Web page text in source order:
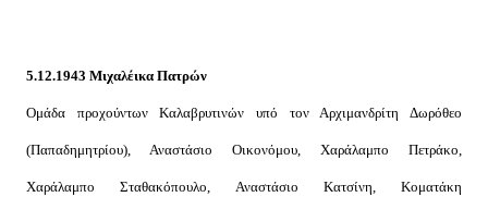
5.12.1943 Μιχαλέικα Πατρών
Ομάδα προχούντων Καλαβρυτινών υπό τον Αρχιμανδρίτη Δωρόθεο
(Παπαδημητρίου), Αναστάσιο Οικονόμου, Χαράλαμπο Πετράκο,
Χαράλαμπο Σταθακόπουλο, Αναστάσιο Κατσίνη, Κοματάκη